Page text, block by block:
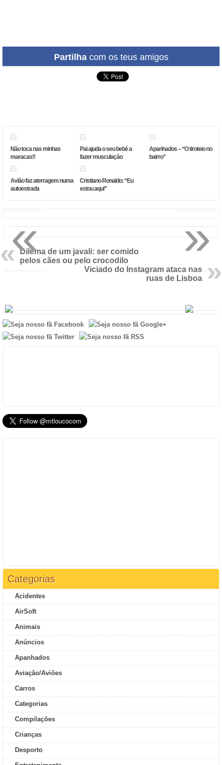
Partilhacom os teus amigos
Não toca nas minhas
maracas!!
Pai ajuda o seu bebé a
fazer musculação
Apanhados – “O tiroteio no
bairro”
Avião faz aterragem numa
autoestrada
Cristiano Ronaldo: “Eu
estou aqui”
Dilema de um javali: ser comido
pelos cães ou pelo crocodilo
Viciado do Instagram ataca nas
ruas de Lisboa
Categorias
Acidentes
AirSoft
Animais
Anúncios
Apanhados
Aviação/Aviões
Carros
Categorias
Compilações
Crianças
Desporto
»
«